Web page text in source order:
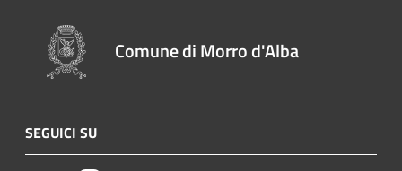
Comune di Morro d'Alba
SEGUICI SU